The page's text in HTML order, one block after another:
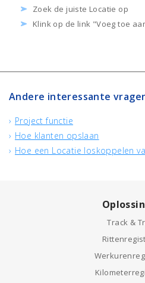
Zoek de juiste Locatie op
Klink op de link "Voeg toe
Andere interessante
Project functie
Hoe klanten opslaan
Hoe een Locatie loskoppelen
Track &